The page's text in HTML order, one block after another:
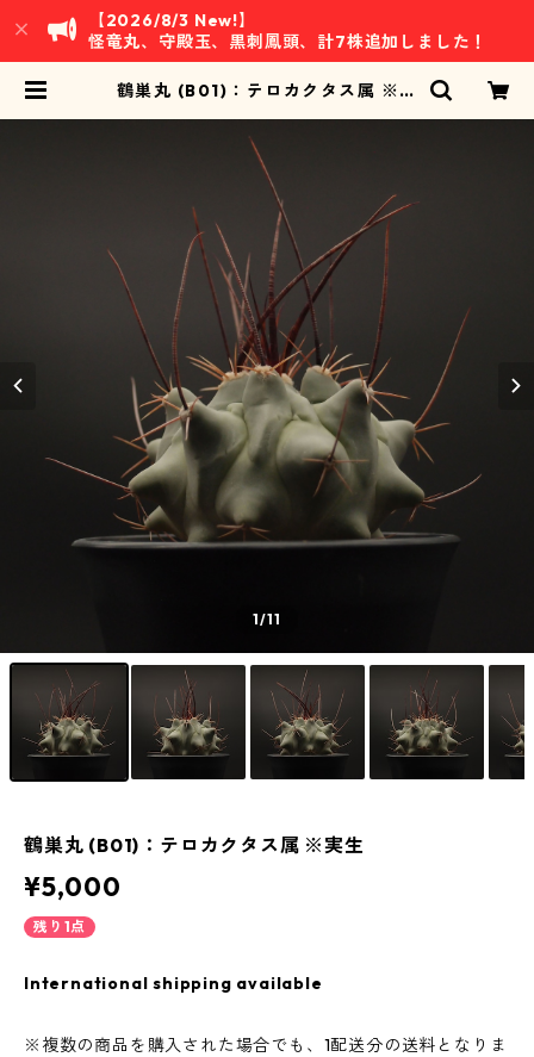
【2026/8/3 New!】
怪竜丸、守殿玉、黒刺鳳頭、計7株追加しました！
鶴巣丸 (B01)：テロカクタス属 ※実
1/11
鶴巣丸 (B01)：テロカクタス属 ※実生
¥5,000
残り1点
International shipping available
※複数の商品を購入された場合でも、1配送分の送料となりま